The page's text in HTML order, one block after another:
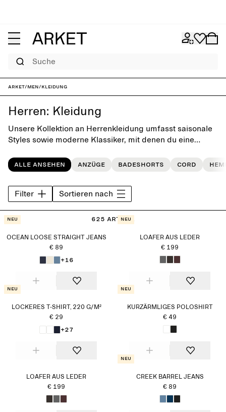
Suche
ARKET/Men/Kleidung
Herren: Kleidung
Unsere Kollektion an Herrenkleidung umfasst saisonale
Styles sowie moderne Klassiker, mit denen du eine
Alle ansehen
Anzüge Badeshorts Cord
Filter Sortieren nach
625 Artikel
Neu
OCEAN LOOSE STRAIGHT JEANS
€ 89
+16
Neu
LOAFER AUS LEDER
€ 199
Neu
LOCKERES T-SHIRT, 220 G/M²
€ 29
+27
Neu
KURZÄRMLIGES POLOSHIRT
€ 49
LOAFER AUS LEDER
€ 199
Neu
CREEK BARREL JEANS
€ 89